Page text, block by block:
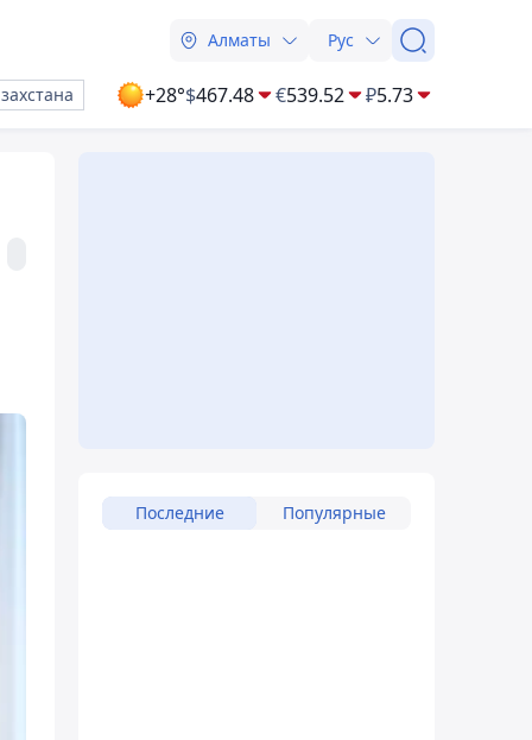
Алматы Рус
+28°$467.48 €539.52 ₽5.73
Последние Популярные